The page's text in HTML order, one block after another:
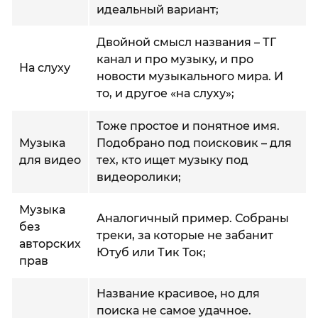
идеальный вариант;
На слуху
Двойной смысл названия – ТГ
канал и про музыку, и про
новости музыкального мира. И
то, и другое «на слуху»;
Музыка
для видео
Тоже простое и понятное имя.
Подобрано под поисковик – для
тех, кто ищет музыку под
видеоролики;
Музыка
без
авторских
прав
Аналогичный пример. Собраны
треки, за которые не забанит
Ютуб или Тик Ток;
Название красивое, но для
поиска не самое удачное.